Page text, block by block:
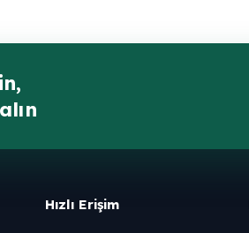
Hızlı Erişim